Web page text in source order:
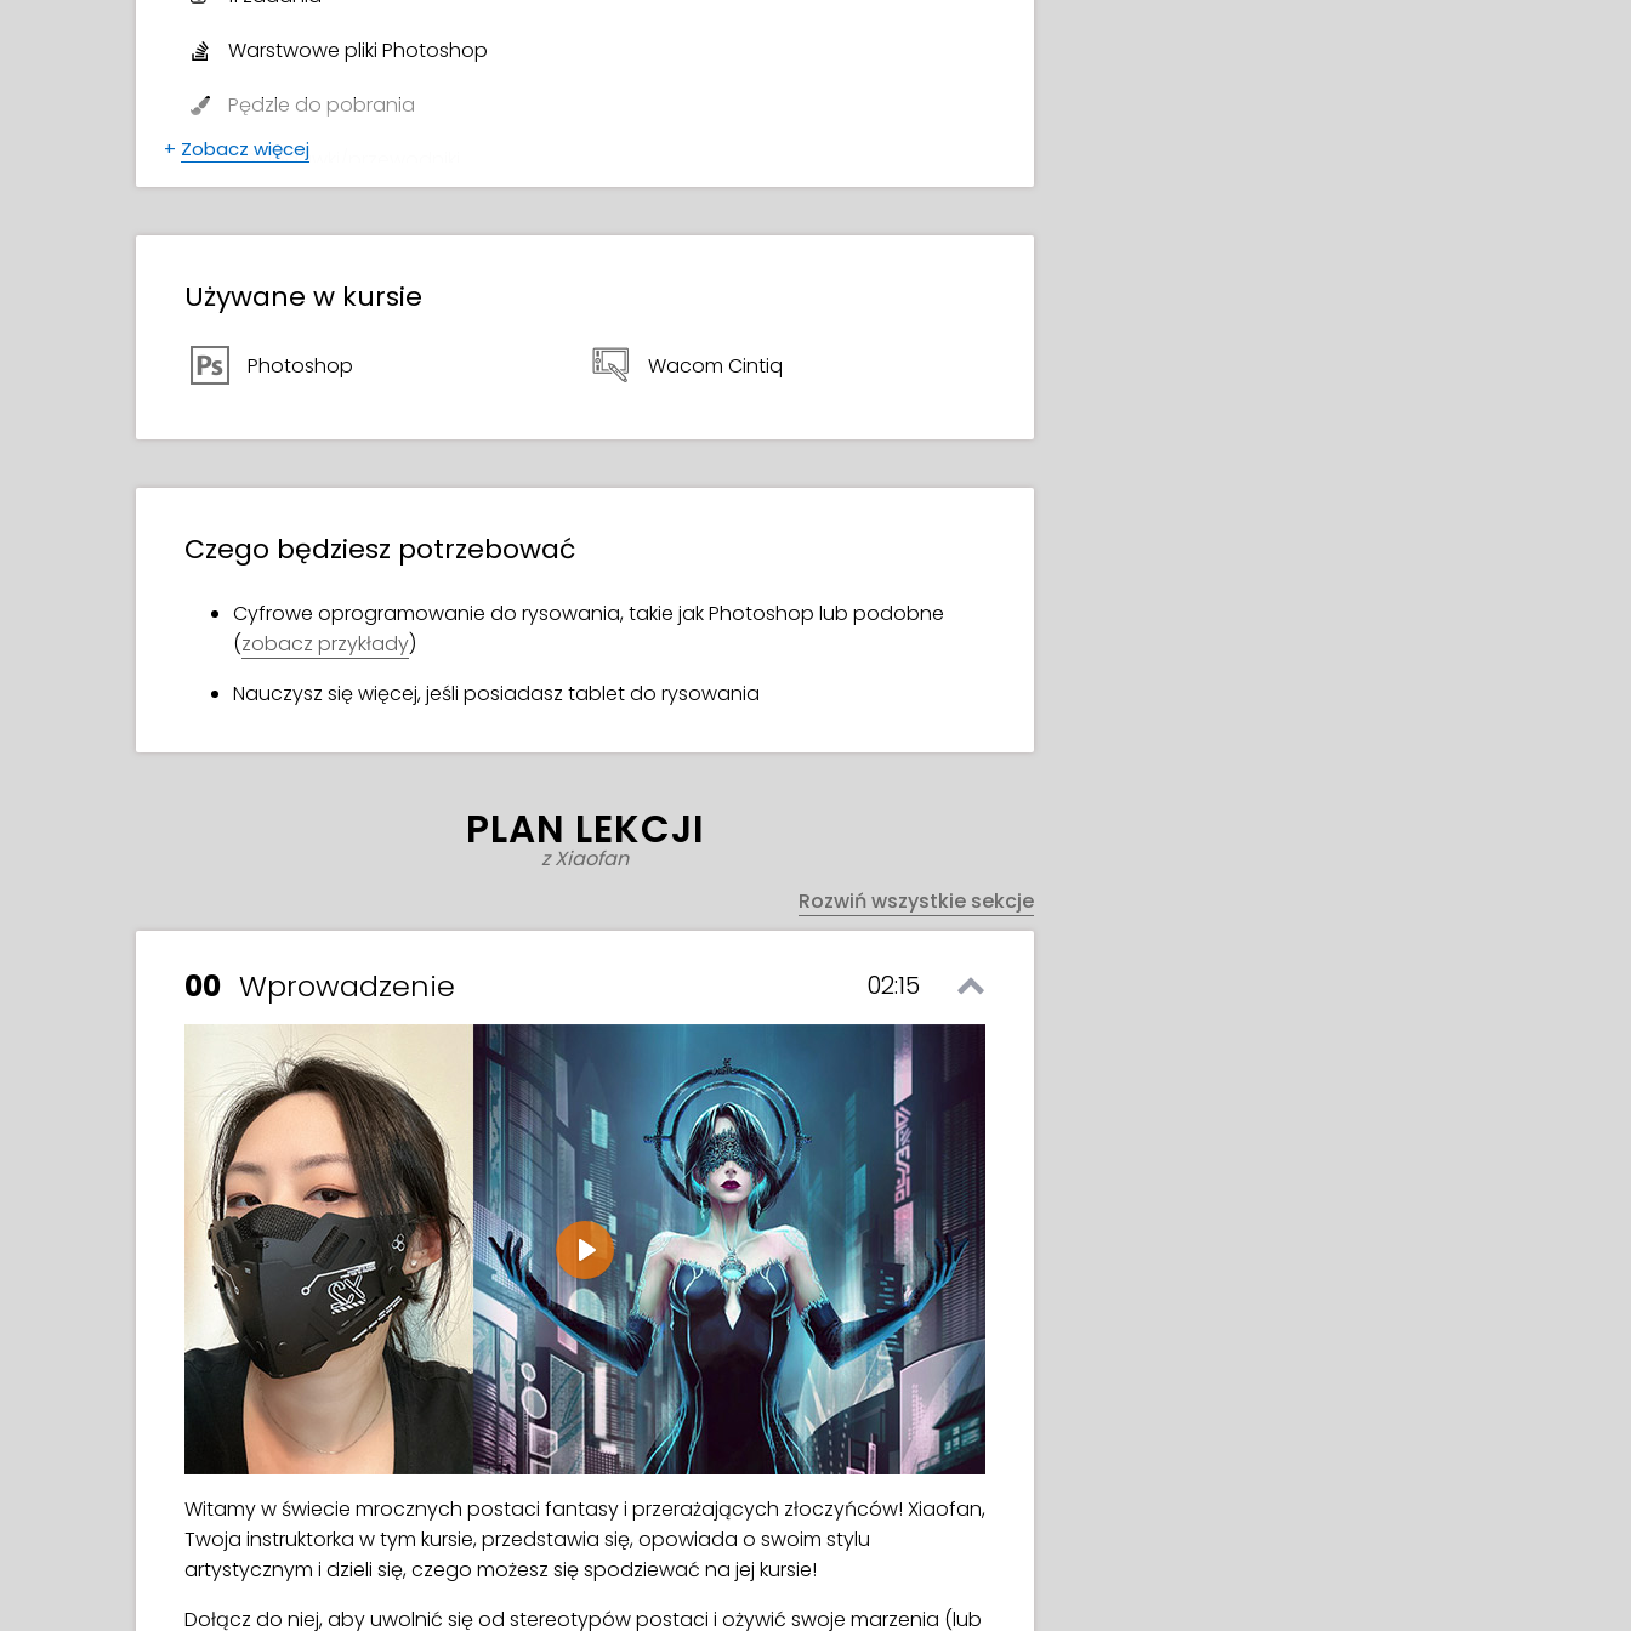
Warstwowe pliki Photoshop
Pędzle do pobrania
4 Ściągawki/przewodniki
+ Zobacz więcej
Używane w kursie
Photoshop Wacom Cintiq
Czego będziesz potrzebować
Cyfrowe oprogramowanie do rysowania, takie jak Photoshop lub podobne
(zobacz przykłady)
Nauczysz się więcej, jeśli posiadasz tablet do rysowania
PLAN LEKCJI
z Xiaofan
Rozwiń wszystkie sekcje
00 Wprowadzenie 02:15
Play
Witamy w świecie mrocznych postaci fantasy i przerażających złoczyńców! Xiaofan,
Twoja instruktorka w tym kursie, przedstawia się, opowiada o swoim stylu
artystycznym i dzieli się, czego możesz się spodziewać na jej kursie!
Dołącz do niej, aby uwolnić się od stereotypów postaci i ożywić swoje marzenia (lub